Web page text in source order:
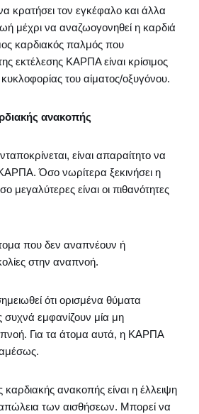
κρατήσει τον εγκέφαλο και άλλα
μέχρι να αναζωογονηθεί η καρδιά
καρδιακός παλμός που
εκτέλεσης ΚΑΡΠΑ είναι κρίσιμος
του αίματος/οξυγόνου.
ανακοπής
είναι απαραίτητο να
Όσο νωρίτερα ξεκινήσει η
είναι οι πιθανότητες
που δεν αναπνέουν ή
στην αναπνοή.
ότι ορισμένα θύματα
εμφανίζουν μία μη
Για τα άτομα αυτά, η ΚΑΡΠΑ
αμέσως.
ανακοπής είναι η έλλειψη
των αισθήσεων. Μπορεί να